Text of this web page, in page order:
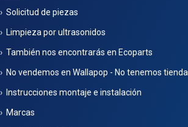
Solicitud de piezas
Limpieza por ultrasonidos
También nos encontrarás en Ecoparts
No vendemos en Wallapop - No tenemos tienda
Instrucciones montaje e instalación
Marcas